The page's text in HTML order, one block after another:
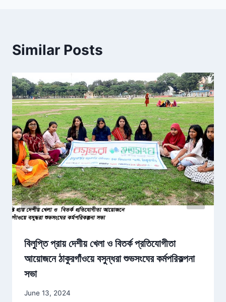
Similar Posts
বিলুপ্তি প্রায় দেশীয় খেলা ও বিতর্ক প্রতিযোগীতা
আয়োজনে ঠাকুরগাঁওয়ে বসুন্ধরা শুভসংঘের কর্মপরিকল্পনা
সভা
June 13, 2024